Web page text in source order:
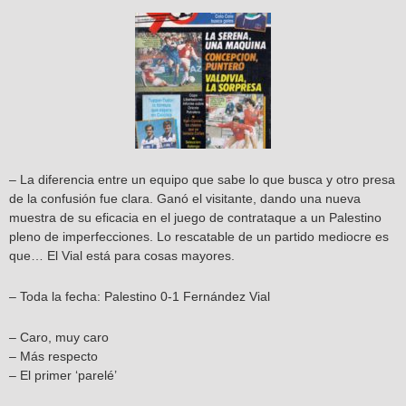
– La diferencia entre un equipo que sabe lo que busca y otro presa
de la confusión fue clara. Ganó el visitante, dando una nueva
muestra de su eficacia en el juego de contrataque a un Palestino
pleno de imperfecciones. Lo rescatable de un partido mediocre es
que… El Vial está para cosas mayores.
– Toda la fecha: Palestino 0-1 Fernández Vial
– Caro, muy caro
– Más respecto
– El primer ‘parelé’